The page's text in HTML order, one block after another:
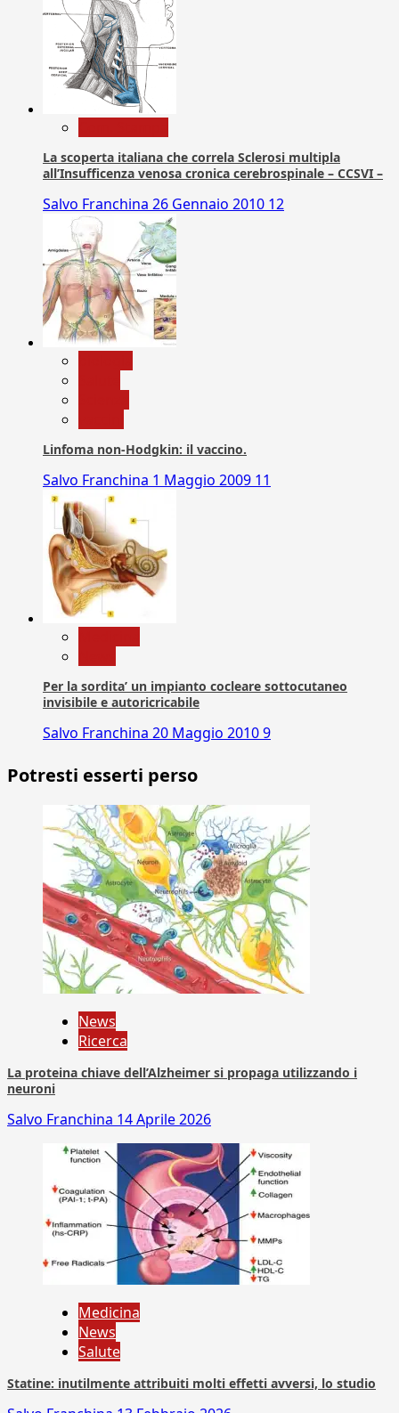
La scoperta italiana che correla Sclerosi multipla
all’Insufficenza venosa cronica cerebrospinale – CCSVI –
Salvo Franchina 26 Gennaio 2010 12
Linfoma non-Hodgkin: il vaccino.
Salvo Franchina 1 Maggio 2009 11
Per la sordita’ un impianto cocleare sottocutaneo
invisibile e autoricricabile
Salvo Franchina 20 Maggio 20109
Potresti esserti perso
News
Ricerca
La proteina chiave dell’Alzheimer si propaga utilizzando i
neuroni
Salvo Franchina 14 Aprile 2026
Medicina
News
Salute
Statine: inutilmente attribuiti molti effetti avversi, lo studio